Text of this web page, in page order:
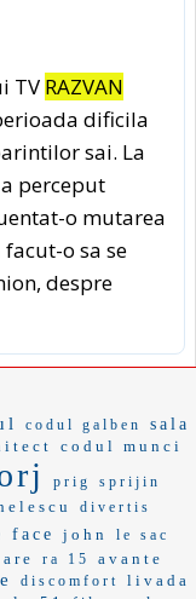
TV RAZVAN
dificila
sai. La
perceput
o mutarea
o sa se
despre
codul galben sala
codul munci
prig
sprijin
divertis
face john le sac
ra 15 avante
discomfort livada